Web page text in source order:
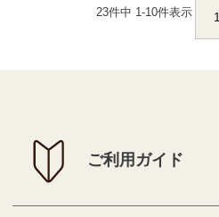
23件中 1-10件表示 1
ご利用ガイド